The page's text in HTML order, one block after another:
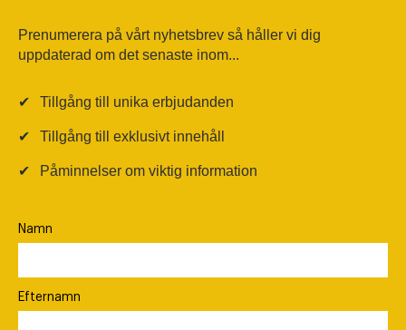
Prenumerera på vårt nyhetsbrev så håller vi dig
uppdaterad om det senaste inom...
✔ Tillgång till unika erbjudanden
✔ Tillgång till exklusivt innehåll
✔ Påminnelser om viktig information
Namn
Efternamn